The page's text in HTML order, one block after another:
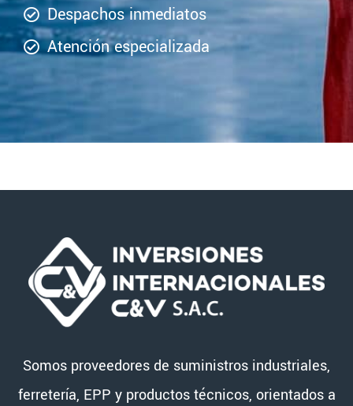
Despachos inmediatos
Atención especializada
Somos proveedores de suministros industriales,
ferretería, EPP y productos técnicos, orientados a